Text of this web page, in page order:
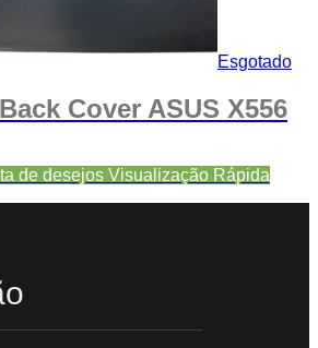
Esgotado
Cover ASUS X556
de desejos Visualização Rápida